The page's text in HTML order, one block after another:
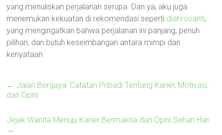
yang menuliskan perjalanan serupa. Dan ya, aku juga
menemukan kekuatan di rekomendasi seperti diahrosanti,
yang mengingatkan bahwa perjalanan ini panjang, penuh
pilihan, dan butuh keseimbangan antara mimpi dan
kenyataan.
← Jalan Bergaya: Catatan Pribadi Tentang Karier, Motivasi,
dan Opini
Jejak Wanita Menuju Karier Bermakna dan Opini Sehari Hari
→